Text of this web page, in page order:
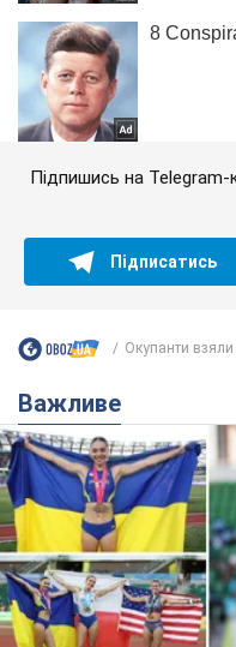
Підпишись на Telegram-
Підписатись
Окупанти взяли
Важливе